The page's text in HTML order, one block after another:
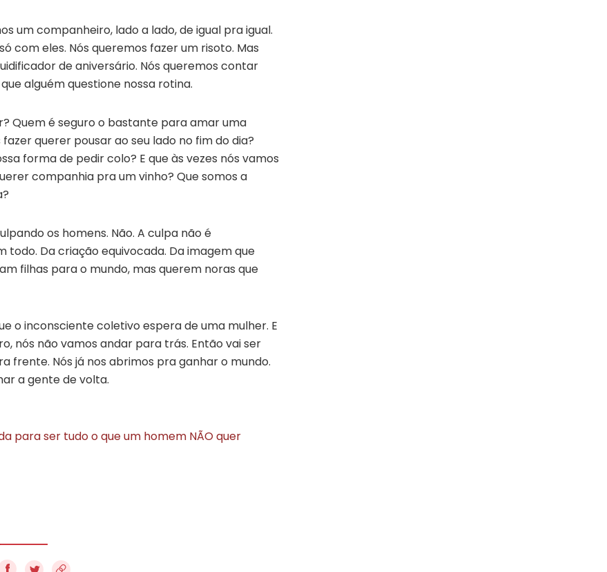
um companheiro, lado a lado, de igual pra igual.
com eles. Nós queremos fazer um risoto. Mas
de aniversário. Nós queremos contar
alguém questione nossa rotina.
Quem é seguro o bastante para amar uma
querer pousar ao seu lado no fim do dia?
forma de pedir colo? E que às vezes nós vamos
companhia pra um vinho? Que somos a
os homens. Não. A culpa não é
todo. Da criação equivocada. Da imagem que
filhas para o mundo, mas querem noras que
o inconsciente coletivo espera de uma mulher. E
nós não vamos andar para trás. Então vai ser
frente. Nós já nos abrimos pra ganhar o mundo.
a gente de volta.
para ser tudo o que um homem NÃO quer